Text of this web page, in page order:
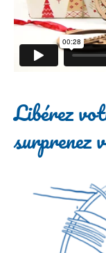
Libérez
surprenez